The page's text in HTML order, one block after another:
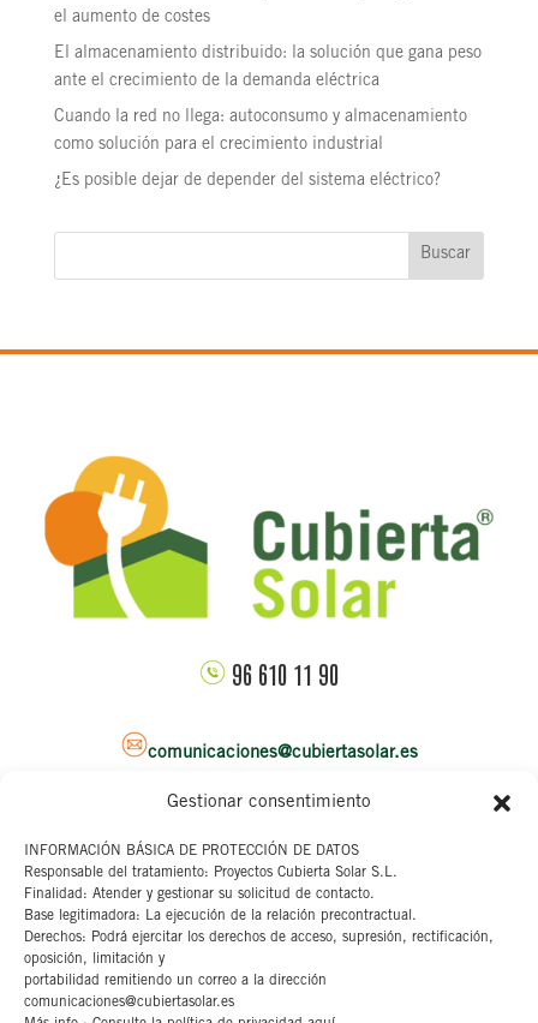
Gestionar consentimiento
INFORMACIÓN BÁSICA DE PROTECCIÓN DE DATOS
Responsable del tratamiento: Proyectos Cubierta Solar S.L.
Finalidad: Atender y gestionar su solicitud de contacto.
Base legitimadora: La ejecución de la relación precontractual.
Derechos: Podrá ejercitar los derechos de acceso, supresión, rectificación,
oposición, limitación y
portabilidad remitiendo un correo a la dirección
comunicaciones@cubiertasolar.es
el aumento de costes
El almacenamiento distribuido: la solución que gana peso
ante el crecimiento de la demanda eléctrica
Cuando la red no llega: autoconsumo y almacenamiento
como solución para el crecimiento industrial
¿Es posible dejar de depender del sistema eléctrico?
Buscar
96 610 11 90
comunicaciones@cubiertasolar.es
Sede corporativa
C/ Pascual y Genis, 20
4ª planta
46002 Valencia
Aviso legal